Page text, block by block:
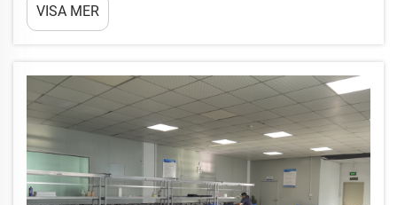
investeringen kräver en strukturerad analys av kostnadsdrivare,...
VISA MER